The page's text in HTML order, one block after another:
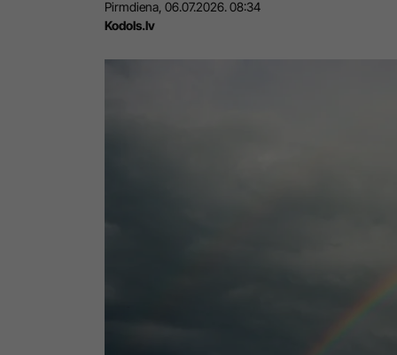
Pirmdiena, 06.07.2026. 08:34
Kodols.lv